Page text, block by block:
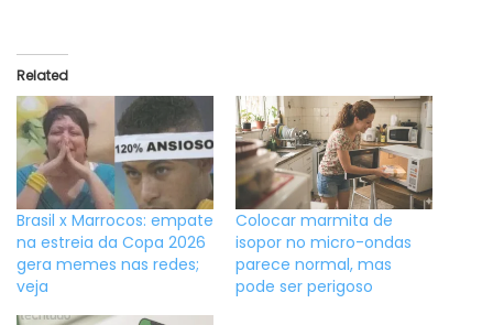
Related
Brasil x Marrocos: empate
na estreia da Copa 2026
gera memes nas redes;
veja
Colocar marmita de
isopor no micro-ondas
parece normal, mas
pode ser perigoso